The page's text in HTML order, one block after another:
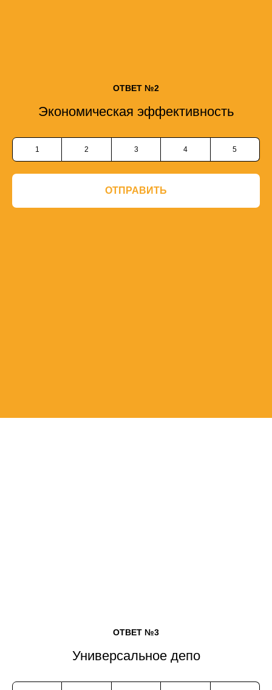
ОТВЕТ №2
Экономическая эффективность
1 2 3 4 5
ОТПРАВИТЬ
ОТВЕТ №3
Универсальное депо